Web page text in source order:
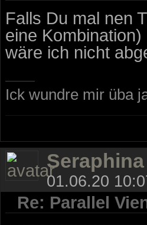
Falls Du mal nen
eine Kombination)
wäre ich nicht
Ick wundre mir üba
Seraphina
01.06.20
Re: Parallel